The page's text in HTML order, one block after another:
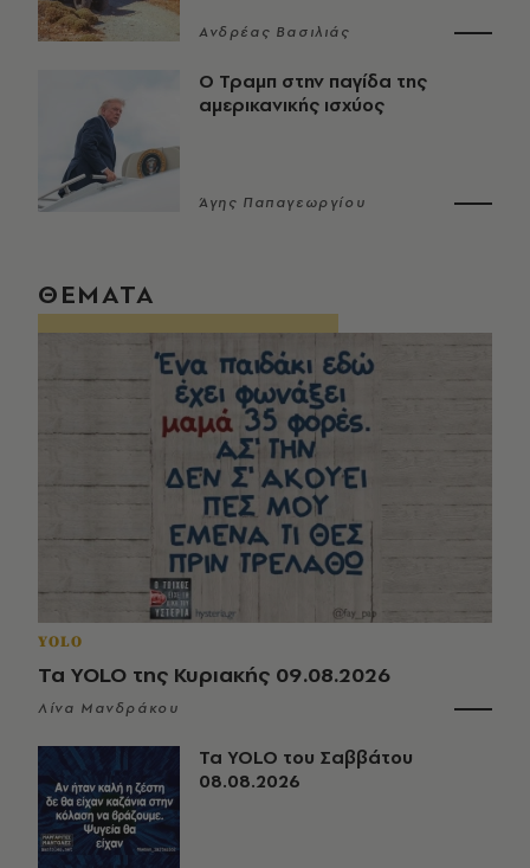
Ανδρέας Βασιλιάς
Ο Τραμπ στην παγίδα της
αμερικανικής ισχύος
Άγης Παπαγεωργίου
ΘΕΜΑΤΑ
YOLO
Τα YOLO της Κυριακής 09.08.2026
Λίνα Μανδράκου
Τα YOLO του Σαββάτου
08.08.2026